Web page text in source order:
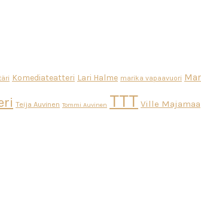
Komediateatteri Lari Halme marika vapaavuori
Teija Auvinen Tommi Auvinen TTT Ville Majamaa